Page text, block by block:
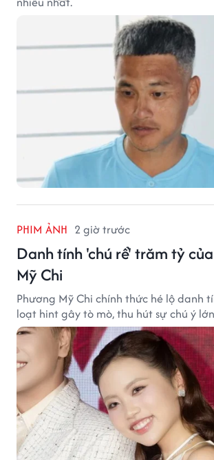
PHIM ẢNH 2 giờ trước
Danh tính 'chú rể' trăm tỷ
Mỹ Chi
Phương Mỹ Chi chính thức hé lộ danh
loạt hint gây tò mò, thu hút sự chú ý